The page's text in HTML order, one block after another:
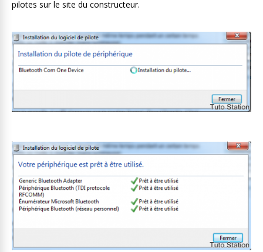
pilotes sur le site du constructeur.